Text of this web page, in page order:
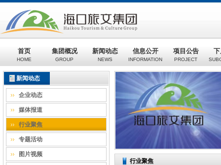
首页
HOME
集团概况
GROUP
新闻动态
NEWS
信息公开
INFORMATION
项目公告
PROJECT
新闻动态
企业动态
媒体报道
行业聚焦
专题活动
图片视频
行业聚焦